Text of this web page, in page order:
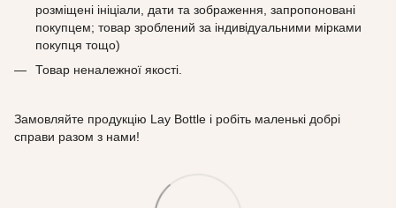
розміщені ініціали, дати та зображення, запропоновані
покупцем; товар зроблений за індивідуальними мірками
покупця тощо)
Товар неналежної якості.
Замовляйте продукцію Lay Bottle і робіть маленькі добрі
справи разом з нами!